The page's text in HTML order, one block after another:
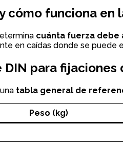
cómo funciona en
cuánta fuerza debe
en caídas donde se puede
DIN para fijaciones
tabla general de
Peso (kg)